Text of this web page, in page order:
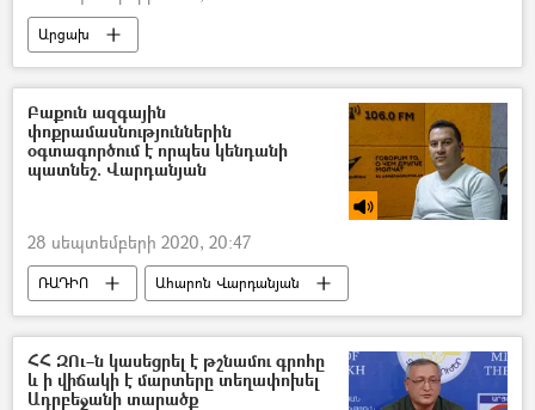
Արցախ
Ամենայն Հայոց կաթողիկոս Գարեգին Բ
Բաքուն ազգային
փոքրամասնություններին
օգտագործում է որպես կենդանի
պատնեշ. Վարդանյան
28 սեպտեմբերի 2020, 20:47
ՌԱԴԻՈ
Ահարոն Վարդանյան
իրանագետ
Ադրբեջան
ազգային փոքրամասնություն
Ադրբեջանական ագրեսիան Արցախում - 2020
ՀՀ ԶՈւ–ն կասեցրել է թշնամու գրոհը
և ի վիճակի է մարտերը տեղափոխել
Ադրբեջանի տարածք